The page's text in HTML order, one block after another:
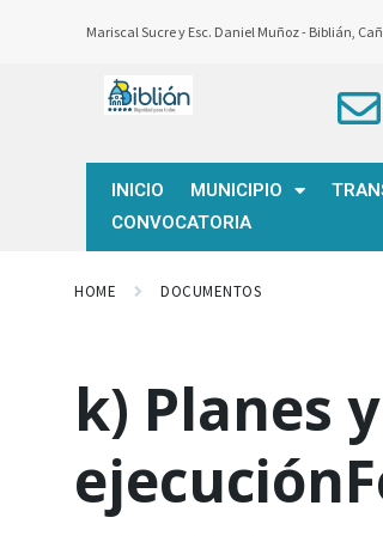
Mariscal Sucre y Esc. Daniel Muñoz - Biblián,
INICIO MUNICIPIO
CONVOCATORIA
HOME DOCUMENTOS
k) Planes